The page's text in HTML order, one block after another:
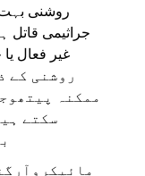
جراثیمی قاتل
ممکنہ
سکتے